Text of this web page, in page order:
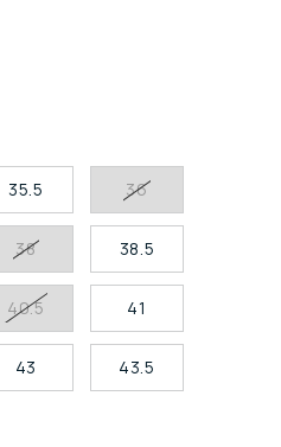
35.5 36
38 38.5
40.5 41
43 43.5